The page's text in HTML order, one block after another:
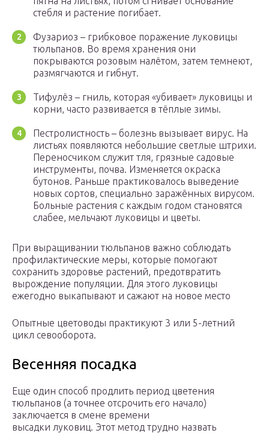
стебля и растение погибает.
Фузариоз – грибковое поражение луковицы
тюльпанов. Во время хранения они
покрываются розовым налётом, затем темнеют,
размягчаются и гибнут.
Тифулёз – гниль, которая «убивает» луковицы и
корни, часто развивается в тёплые зимы.
Пестролистность – болезнь вызывает вирус. На
листьях появляются небольшие светлые штрихи.
Переносчиком служит тля, грязные садовые
инструменты, почва. Изменяется окраска
бутонов. Раньше практиковалось выведение
новых сортов, специально заражённых вирусом.
Больные растения с каждым годом становятся
слабее, мельчают луковицы и цветы.
При выращивании тюльпанов важно соблюдать
профилактические меры, которые помогают
сохранить здоровье растений, предотвратить
вырождение популяции. Для этого луковицы
ежегодно выкапывают и сажают на новое место
Опытные цветоводы практикуют 3 или 5-летний
цикл севооборота.
Весенняя посадка
Еще один способ продлить период цветения
тюльпанов (а точнее отсрочить его начало)
заключается в смене времени
высадки луковиц. Этот метод трудно назвать